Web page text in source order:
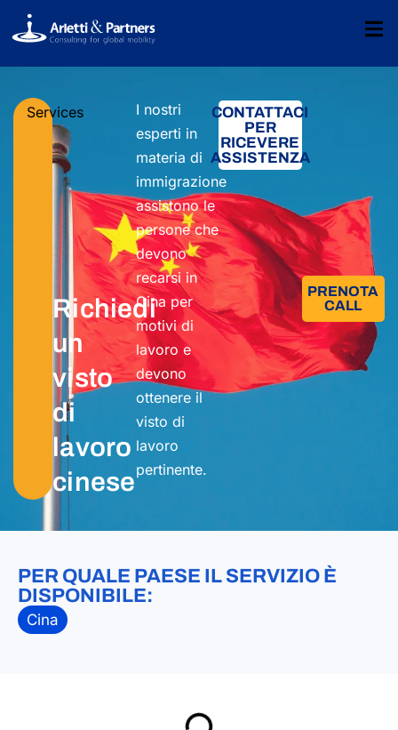
Services
Richiedi
un
visto
di
lavoro
cinese
I nostri
esperti in
materia di
immigrazione
assistono le
persone che
devono
recarsi in
Cina per
motivi di
lavoro e
devono
ottenere il
visto di
lavoro
pertinente.
CONTATTACI
PER
RICEVERE
ASSISTENZA
PRENOTA
CALL
PER QUALE PAESE IL SERVIZIO È
DISPONIBILE:
Cina